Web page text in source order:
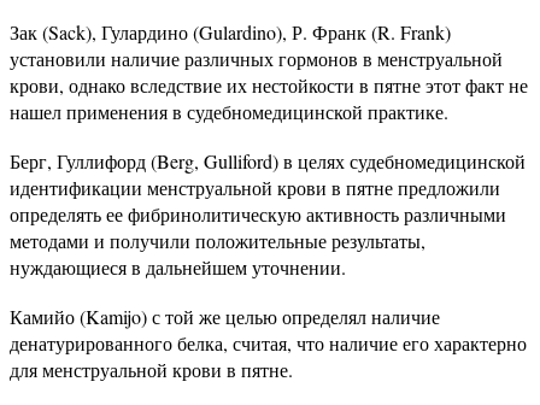
Зак (Sack), Гулардино (Gulardino), Р. Франк (R. Frank)
установили наличие различных гормонов в менструальной
крови, однако вследствие их нестойкости в пятне этот факт не
нашел применения в судебномедицинской практике.
Берг, Гуллифорд (Berg, Gulliford) в целях судебномедицинской
идентификации менструальной крови в пятне предложили
определять ее фибринолитическую активность различными
методами и получили положительные результаты,
нуждающиеся в дальнейшем уточнении.
Камийо (Kamijo) с той же целью определял наличие
денатурированного белка, считая, что наличие его характерно
для менструальной крови в пятне.